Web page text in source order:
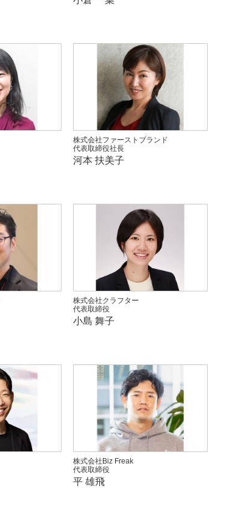
株式会社ファーストブランド
代表取締役社長
河本 扶美子
株式会社クラフター
代表取締役
小島 舞子
株式会社Biz Freak
代表取締役
平 雄飛